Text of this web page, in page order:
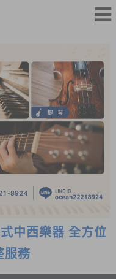
中西樂器 全方位
服務